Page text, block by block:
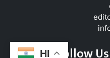
HI Follow Us